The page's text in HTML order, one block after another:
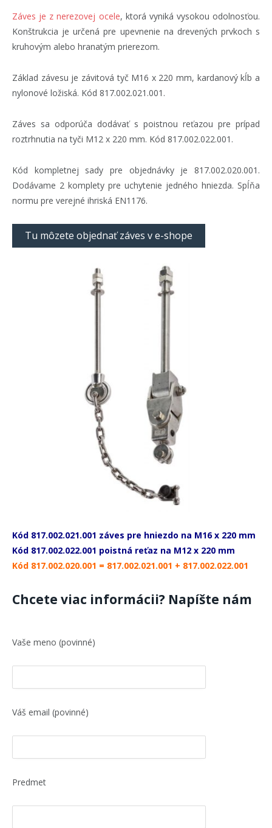
Záves je z nerezovej ocele, ktorá vyniká vysokou odolnosťou.
Konštrukcia je určená pre upevnenie na drevených prvkoch s
kruhovým alebo hranatým prierezom.
Základ závesu je závitová tyč M16 x 220 mm, kardanový kĺb a
nylonové ložiská. Kód 817.002.021.001.
Záves sa odporúča dodávať s poistnou reťazou pre prípad
roztrhnutia na tyči M12 x 220 mm. Kód 817.002.022.001.
Kód kompletnej sady pre objednávky je 817.002.020.001.
Dodávame 2 komplety pre uchytenie jedného hniezda. Spĺňa
normu pre verejné ihriská EN1176.
Tu môzete objednať záves v e-shope
Kód 817.002.021.001 záves pre hniezdo na M16 x 220 mm
Kód 817.002.022.001 poistná reťaz na M12 x 220 mm
Kód 817.002.020.001 = 817.002.021.001 + 817.002.022.001
Chcete viac informácii? Napíšte nám
Vaše meno (povinné)
Váš email (povinné)
Predmet